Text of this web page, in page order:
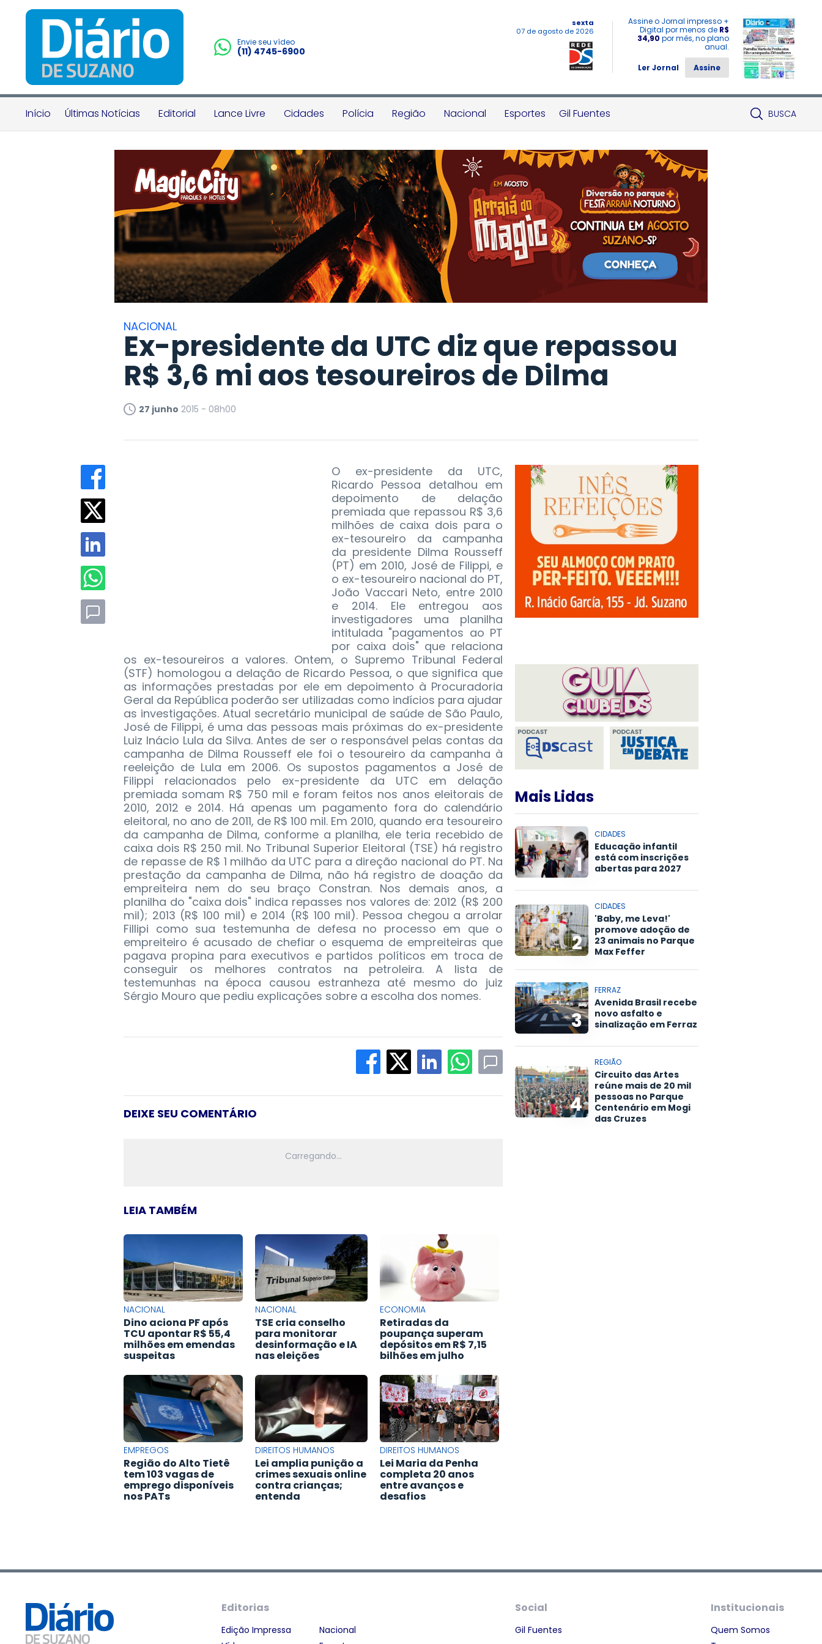
Envie seu vídeo
(11) 4745-6900
sexta
07 de agosto de 2026
Assine o Jornal impresso +
Digital por menos de R$
34,90 por mês, no plano
anual.
Ler Jornal
Assine
Início Últimas Notícias Editorial Lance Livre Cidades Polícia Região Nacional Esportes Gil Fuentes BUSCA
NACIONAL
Ex-presidente da UTC diz que repassou
R$ 3,6 mi aos tesoureiros de Dilma
27 junho 2015 - 08h00
O ex-presidente da UTC,
Ricardo Pessoa detalhou em
depoimento de delação
premiada que repassou R$ 3,6
milhões de caixa dois para o
ex-tesoureiro da campanha
da presidente Dilma Rousseff
(PT) em 2010, José de Filippi, e
o ex-tesoureiro nacional do PT,
João Vaccari Neto, entre 2010
e 2014. Ele entregou aos
investigadores uma planilha
intitulada "pagamentos ao PT
por caixa dois" que relaciona
os ex-tesoureiros a valores. Ontem, o Supremo Tribunal Federal
(STF) homologou a delação de Ricardo Pessoa, o que significa que
as informações prestadas por ele em depoimento à Procuradoria
Geral da República poderão ser utilizadas como indícios para ajudar
as investigações. Atual secretário municipal de saúde de São Paulo,
José de Filippi, é uma das pessoas mais próximas do ex-presidente
Luiz Inácio Lula da Silva. Antes de ser o responsável pelas contas da
campanha de Dilma Rousseff ele foi o tesoureiro da campanha à
reeleição de Lula em 2006. Os supostos pagamentos a José de
Filippi relacionados pelo ex-presidente da UTC em delação
premiada somam R$ 750 mil e foram feitos nos anos eleitorais de
2010, 2012 e 2014. Há apenas um pagamento fora do calendário
eleitoral, no ano de 2011, de R$ 100 mil. Em 2010, quando era tesoureiro
da campanha de Dilma, conforme a planilha, ele teria recebido de
caixa dois R$ 250 mil. No Tribunal Superior Eleitoral (TSE) há registro
de repasse de R$ 1 milhão da UTC para a direção nacional do PT. Na
prestação da campanha de Dilma, não há registro de doação da
empreiteira nem do seu braço Constran. Nos demais anos, a
planilha do "caixa dois" indica repasses nos valores de: 2012 (R$ 200
mil); 2013 (R$ 100 mil) e 2014 (R$ 100 mil). Pessoa chegou a arrolar
Fillipi como sua testemunha de defesa no processo em que o
empreiteiro é acusado de chefiar o esquema de empreiteiras que
pagava propina para executivos e partidos políticos em troca de
conseguir os melhores contratos na petroleira. A lista de
testemunhas na época causou estranheza até mesmo do juiz
Sérgio Mouro que pediu explicações sobre a escolha dos nomes.
DEIXE SEU COMENTÁRIO
LEIA TAMBÉM
NACIONAL
Dino aciona PF após
TCU apontar R$ 55,4
milhões em emendas
suspeitas
NACIONAL
TSE cria conselho
para monitorar
desinformação e IA
nas eleições
ECONOMIA
Retiradas da
poupança superam
depósitos em R$ 7,15
bilhões em julho
EMPREGOS
Região do Alto Tietê
tem 103 vagas de
emprego disponíveis
nos PATs
DIREITOS HUMANOS
Lei amplia punição a
crimes sexuais online
contra crianças;
entenda
DIREITOS HUMANOS
Lei Maria da Penha
completa 20 anos
entre avanços e
desafios
Mais Lidas
1
CIDADES
Educação infantil
está com inscrições
abertas para 2027
2
CIDADES
'Baby, me Leva!'
promove adoção de
23 animais no Parque
Max Feffer
3
FERRAZ
Avenida Brasil recebe
novo asfalto e
sinalização em Ferraz
4
REGIÃO
Circuito das Artes
reúne mais de 20 mil
pessoas no Parque
Centenário em Mogi
das Cruzes
Editorias
Edição Impressa
Nacional
Social
Gil Fuentes
Institucionais
Quem Somos